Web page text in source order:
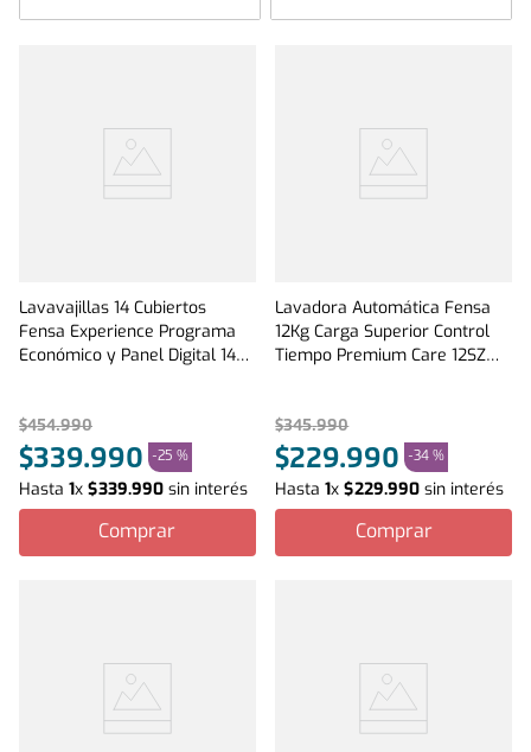
Lavavajillas 14 Cubiertos
Fensa Experience Programa
Económico y Panel Digital 14SZ
$454.990
$339.990 -25 %
Hasta 1x $339.990 sin interés
Comprar
Lavadora Automática Fensa
12Kg Carga Superior Control
Tiempo Premium Care 12SZ
$345.990
$229.990 -34 %
Hasta1x$229.990 sin interés
Comprar